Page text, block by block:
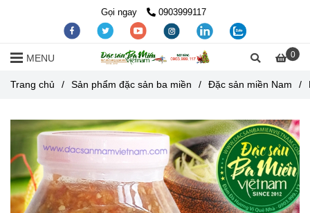
Gọi ngay 0903999117
0
MENU
Trang chủ / Sản phẩm đặc sản ba miền / Đặc sản miền Nam /